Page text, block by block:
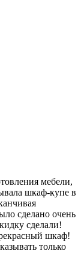
мебели,
шкаф-купе в
сделано очень
сделали!
шкаф!
только